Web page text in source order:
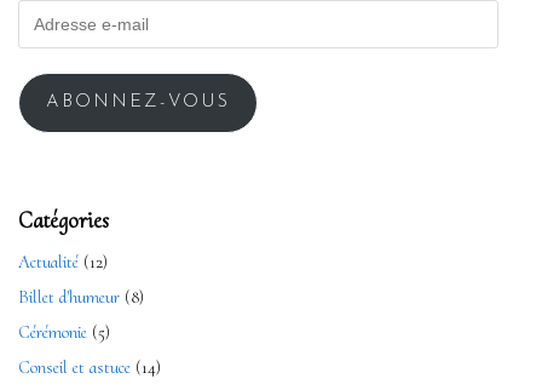
ABONNEZ-VOUS
Catégories
Actualité (12)
Billet d'humeur (8)
Cérémonie (5)
Conseil et astuce (14)